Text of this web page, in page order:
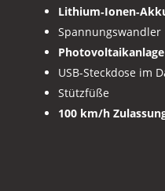
Spannungswandler
USB-Steckdose im
Stützfüße
100 km/h